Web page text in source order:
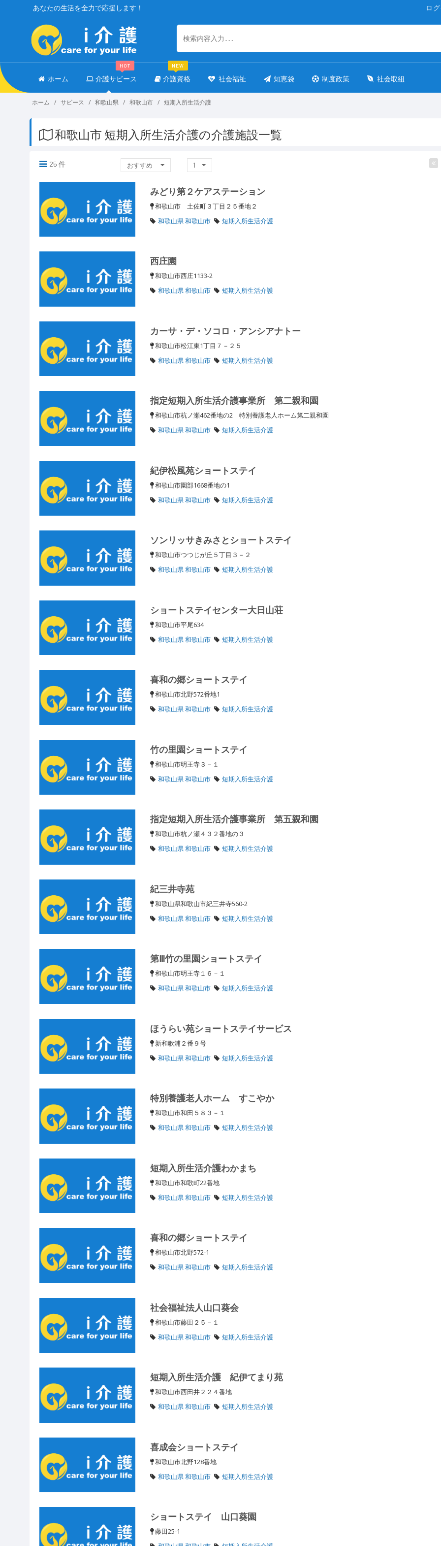
ロ
あなたの生活を全力で応援します！
ホーム 介護サビース
HOT
介護資格
NEW
社会福祉 知恵袋 制度政策 社会取組
ホーム サビース 和歌山県 和歌山市 短期入所生活介護
和歌山市 短期入所生活介護の介護施設一覧
25 件 おすすめ 1
みどり第２ケアステーション
和歌山市 土佐町３丁目２５番地２
和歌山県 和歌山市
短期入所生活介護
西庄園
和歌山市西庄1133-2
和歌山県 和歌山市
短期入所生活介護
カーサ・デ・ソコロ・アンシアナトー
和歌山市松江東1丁目７－２５
和歌山県 和歌山市
短期入所生活介護
指定短期入所生活介護事業所 第二親和園
和歌山市杭ノ瀬462番地の2 特別養護老人ホーム第二親和園
和歌山県 和歌山市
短期入所生活介護
紀伊松風苑ショートステイ
和歌山市園部1668番地の1
和歌山県 和歌山市
短期入所生活介護
ソンリッサきみさとショートステイ
和歌山市つつじが丘５丁目３－２
和歌山県 和歌山市
短期入所生活介護
ショートステイセンター大日山荘
和歌山市平尾634
和歌山県 和歌山市
短期入所生活介護
喜和の郷ショートステイ
和歌山市北野572番地1
和歌山県 和歌山市
短期入所生活介護
竹の里園ショートステイ
和歌山市明王寺３－１
和歌山県 和歌山市
短期入所生活介護
指定短期入所生活介護事業所 第五親和園
和歌山市杭ノ瀬４３２番地の３
和歌山県 和歌山市
短期入所生活介護
紀三井寺苑
和歌山県和歌山市紀三井寺560-2
和歌山県 和歌山市
短期入所生活介護
第Ⅲ竹の里園ショートステイ
和歌山市明王寺１６－１
和歌山県 和歌山市
短期入所生活介護
ほうらい苑ショートステイサービス
新和歌浦２番９号
和歌山県 和歌山市
短期入所生活介護
特別養護老人ホーム すこやか
和歌山市和田５８３－１
和歌山県 和歌山市
短期入所生活介護
短期入所生活介護わかまち
和歌山市和歌町22番地
和歌山県 和歌山市
短期入所生活介護
喜和の郷ショートステイ
和歌山市北野572-1
和歌山県 和歌山市
短期入所生活介護
社会福祉法人山口葵会
和歌山市藤田２５－１
和歌山県 和歌山市
短期入所生活介護
短期入所生活介護 紀伊てまり苑
和歌山市西田井２２４番地
和歌山県 和歌山市
短期入所生活介護
喜成会ショートステイ
和歌山市北野128番地
和歌山県 和歌山市
短期入所生活介護
ショートステイ 山口葵園
藤田25-1